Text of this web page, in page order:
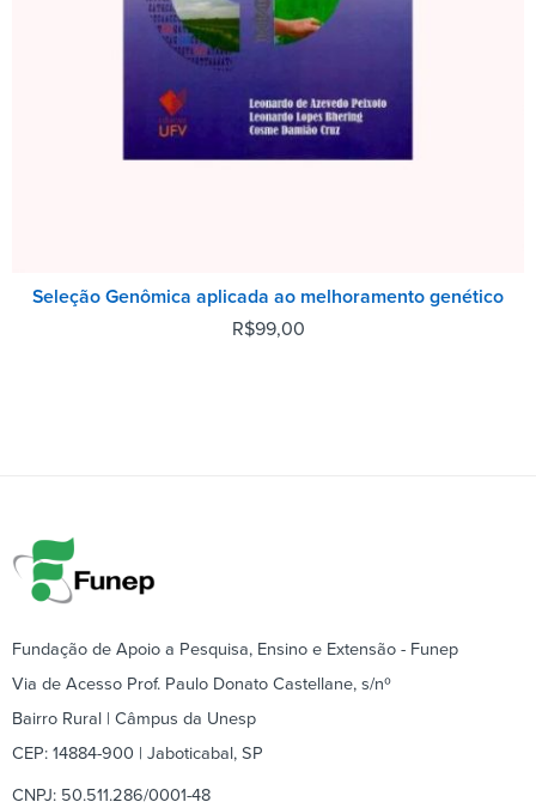
Seleção Genômica aplicada ao melhoramento genético
R$99,00
Fundação de Apoio a Pesquisa, Ensino e Extensão - Funep
Via de Acesso Prof. Paulo Donato Castellane, s/nº
Bairro Rural | Câmpus da Unesp
CEP: 14884-900 | Jaboticabal, SP
CNPJ: 50.511.286/0001-48